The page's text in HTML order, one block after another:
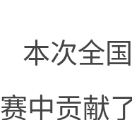
本次全
赛中贡献